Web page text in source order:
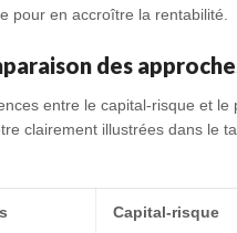
pour en accroître la rentabilité.
des
entre le capital-risque et le
clairement illustrées dans le
Capital-risque